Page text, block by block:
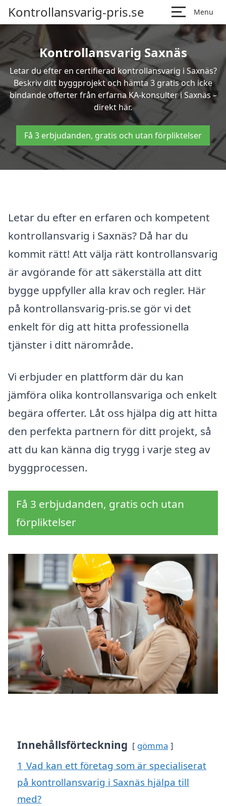
Kontrollansvarig-pris.se Menu
Kontrollansvarig Saxnäs
Letar du efter en certifierad kontrollansvarig i Saxnäs?
Beskriv ditt byggprojekt och hämta 3 gratis och icke
bindande offerter från erfarna KA-konsulter i Saxnäs –
direkt här.
Få 3 erbjudanden, gratis och utan förpliktelser
Letar du efter en erfaren och kompetent
kontrollansvarig i Saxnäs? Då har du
kommit rätt! Att välja rätt kontrollansvarig
är avgörande för att säkerställa att ditt
bygge uppfyller alla krav och regler. Här
på kontrollansvarig-pris.se gör vi det
enkelt för dig att hitta professionella
tjänster i ditt närområde.
Vi erbjuder en plattform där du kan
jämföra olika kontrollansvariga och enkelt
begära offerter. Låt oss hjälpa dig att hitta
den perfekta partnern för ditt projekt, så
att du kan känna dig trygg i varje steg av
byggprocessen.
Få 3 erbjudanden, gratis och utan
förpliktelser
Innehållsförteckning gömma
1 Vad kan ett företag som är specialiserat
på kontrollansvarig i Saxnäs hjälpa till
med?